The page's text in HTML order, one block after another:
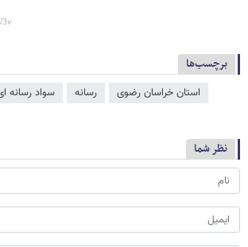
برچسب‌ها
استان خراسان رضوی رسانه سواد رسانه
نظر شما